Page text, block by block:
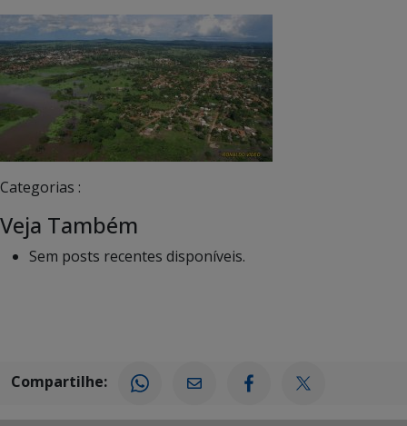
Categorias :
Veja Também
Sem posts recentes disponíveis.
Compartilhe: